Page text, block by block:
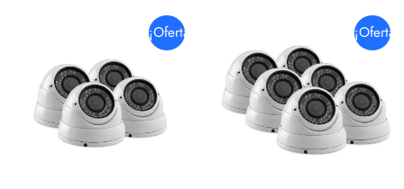
¡Oferta! ¡Oferta!